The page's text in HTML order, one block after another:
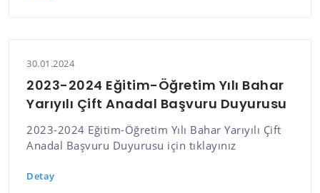
30.01.2024
2023-2024 Eğitim-Öğretim Yılı Bahar
Yarıyılı Çift Anadal Başvuru Duyurusu
2023-2024 Eğitim-Öğretim Yılı Bahar Yarıyılı Çift
Anadal Başvuru Duyurusu için tıklayınız
Detay